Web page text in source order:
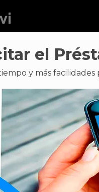
el
y más